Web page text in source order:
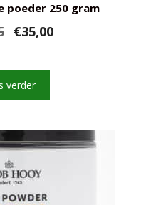
poeder 250 gram
Oorspronkelijke
prijs
€35,00Huidige
verder